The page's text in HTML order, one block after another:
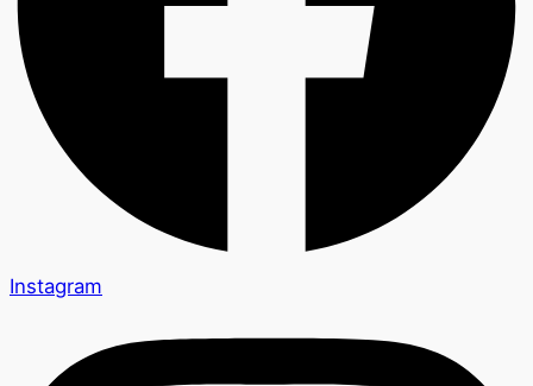
Instagram